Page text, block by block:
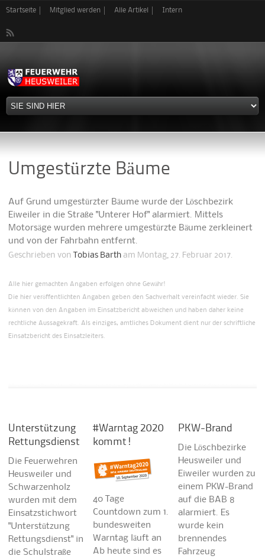
Direkt
Startseite Mitglied werden Alle Artikel Intern
Umgestürzte Bäume
Auf Grund umgestürzter Bäume wurde der Löschbezirk
Eiweiler in die Straße "Unterer Hof" alarmiert. Mittels
Motorsäge wurden mehrere umgestürzte Bäume zerkleinert
und von der Fahrbahn entfernt.
Geschrieben von
Tobias Barth am Montag, 27. Februar 2017.
Alle hier gemachten Angaben erfolgen ohne Gewähr!
Die hier veröffentlichten Angaben geben den Sachverhalt vereinfacht wieder. Sie
können von den Angaben im Einsatzbericht abweichen und haben daher keine
rechtliche Aussagekraft. Als einziges, amtliches Dokument dient nur der schriftliche
Einsatzbericht des Einsatzleiters.
Unterstützung
Rettungsdienst
Die Feuerwehren
Heusweiler und
Schwarzenholz
wurden mit dem
Einsatzstichwort
"Unterstützung
Rettungsdienst" in
die Schulstraße
#Warntag 2020
kommt!
40 Tage
Countdown zum 1.
bundesweiten
Warntag läuft an
Ab heute sind es
PKW-Brand
Die Löschbezirke
Heusweiler und
Eiweiler wurden zu
einem PKW-Brand
auf die BAB 8
alarmiert. Es
wurde kein
brennendes
Fahrzeug